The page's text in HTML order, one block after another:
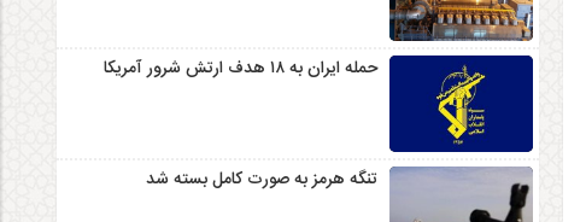
حمله ایران به ۱۸ هدف ارتش شرور آمریکا
تنگه هرمز به صورت کامل بسته شد